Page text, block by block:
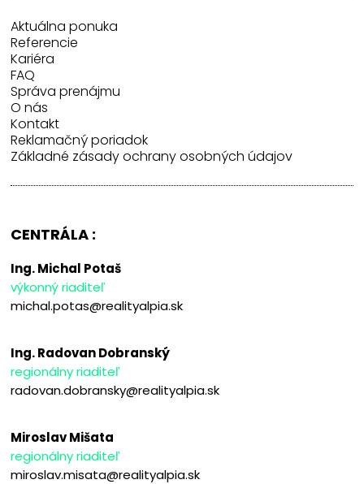
Aktuálna ponuka
Referencie
Kariéra
FAQ
Správa prenájmu
O nás
Kontakt
Reklamačný poriadok
Základné zásady ochrany osobných údajov
CENTRÁLA :
Ing. Michal Potaš
výkonný riaditeľ
michal.potas@realityalpia.sk
Ing. Radovan Dobranský
regionálny riaditeľ
radovan.dobransky@realityalpia.sk
Miroslav Mišata
regionálny riaditeľ
miroslav.misata@realityalpia.sk